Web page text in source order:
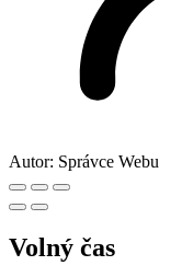
Autor: Správce Webu
Volný čas